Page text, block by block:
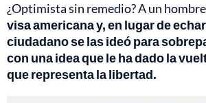
¿Optimista sin remedio? A un hombre
visa americana y, en lugar de
ciudadano se las ideó para
con una idea que le ha dado la
que representa la libertad.